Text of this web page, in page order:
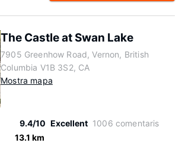
The Castle at Swan Lake
7905 Greenhow Road, Vernon, British
Columbia V1B 3S2, CA
Mostra mapa
9.4/10 Excellent 1006 comentaris
13.1 km